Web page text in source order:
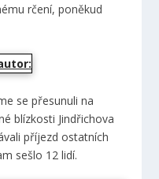
rčení, poněkud
se přesunuli na
blízkosti Jindřichova
příjezd ostatních
sešlo 12 lidí.